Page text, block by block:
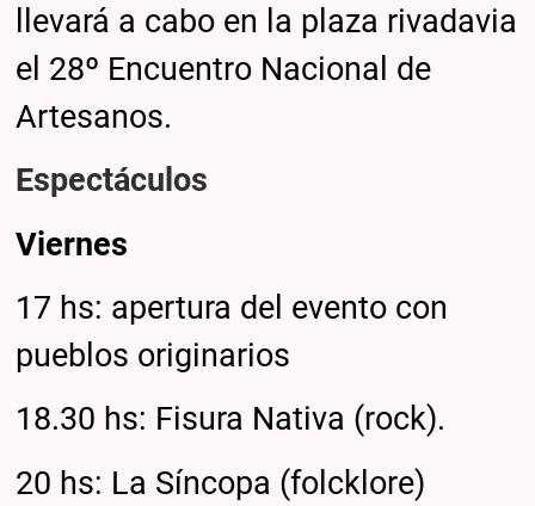
llevará a cabo en la plaza rivadavia
el 28º Encuentro Nacional de
Artesanos.
Espectáculos
Viernes
17 hs: apertura del evento con
pueblos originarios
18.30 hs: Fisura Nativa (rock).
20 hs: La Síncopa (folcklore)